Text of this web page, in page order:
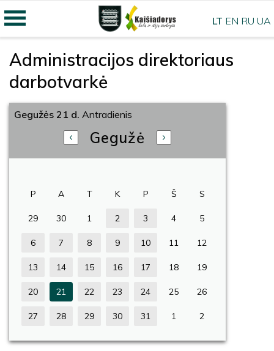
Administracijos direktoriaus
darbotvarkė
Gegužės 21 d. Antradienis
Gegužė
P A T K P Š S
29 30 1 2 3 4 5
6 7 8 9 10 11 12
13 14 15 16 17 18 19
20 21 22 23 24 25 26
27 28 29 30 31 1 2
LT EN RU UA